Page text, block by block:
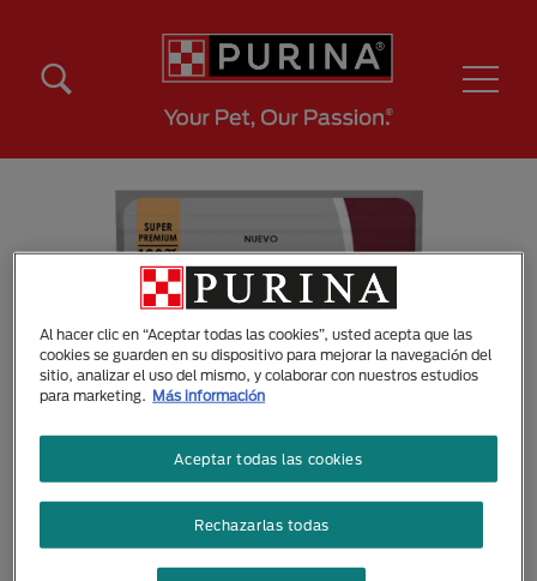
Al hacer clic en “Aceptar todas las cookies”, usted acepta que las
cookies se guarden en su dispositivo para mejorar la navegación del
sitio, analizar el uso del mismo, y colaborar con nuestros estudios
para marketing. Más información
Rechazarlas todas
Aceptar todas las cookies